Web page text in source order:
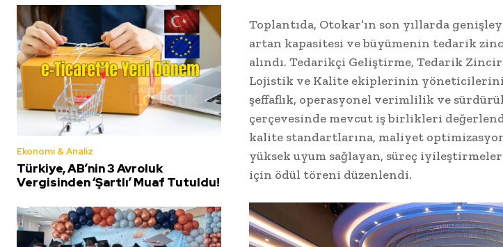
Ekonomi & Analiz
Türkiye, AB’nin 3 Avroluk
Vergisinden ‘Şartlı’ Muaf Tutuldu!
Toplantıda, Otokar’ın son yıllarda
artan kapasitesi ve büyümenin tedarik
alındı. Tedarikçi Geliştirme, Tedarik
Lojistik ve Kalite ekiplerinin
şeffaflık, operasyonel verimlilik ve
çerçevesinde mevcut iş birlikleri
kalite standartlarına, maliyet
yüksek uyum sağlayan, süreç
için ödül töreni düzenlendi.